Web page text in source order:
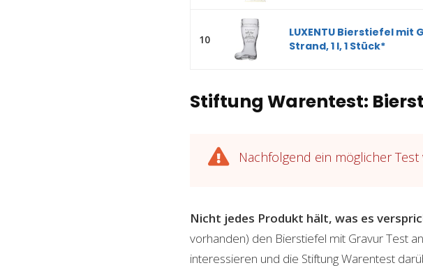
10
LUXENTU Bierstiefel mit
Strand, 1 l, 1 Stück*
Stiftung Warentest:
Nachfolgend ein möglicher
Nicht jedes Produkt hält, was es
vorhanden) den Bierstiefel mit Gravur Test
interessieren und die Stiftung Warentest